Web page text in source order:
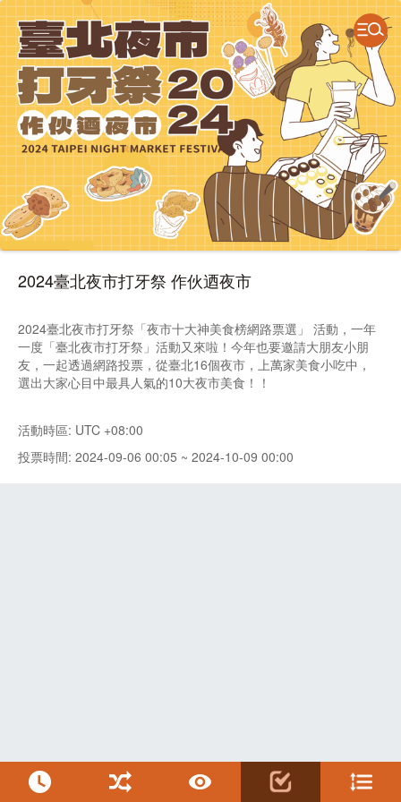
2024臺北夜市打牙祭 作伙迺夜市
2024臺北夜市打牙祭「夜市十大神美食榜網路票選」 活動，一年
一度「臺北夜市打牙祭」活動又來啦！今年也要邀請大朋友小朋
友，一起透過網路投票，從臺北16個夜市，上萬家美食小吃中，
選出大家心目中最具人氣的10大夜市美食！！
活動時區: UTC +08:00
投票時間: 2024-09-06 00:05 ~ 2024-10-09 00:00